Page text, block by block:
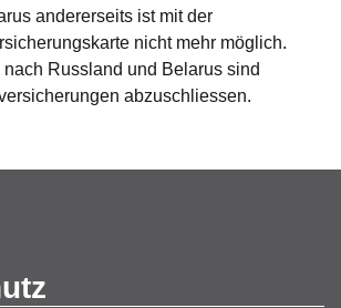
andererseits ist mit der
nicht mehr möglich.
Russland und Belarus sind
abzuschliessen.